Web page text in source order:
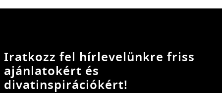
Iratkozz fel hírlevelünkre friss
ajánlatokért és
divatinspirációkért!